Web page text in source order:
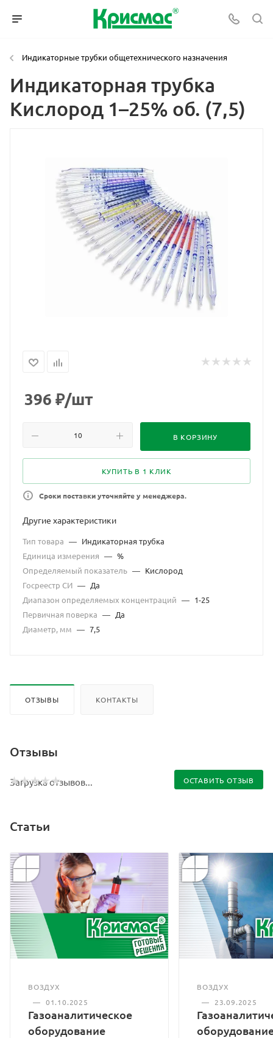
Индикаторные трубки общетехнического назначения
Индикаторная трубка
Кислород 1–25% об. (7,5)
396 ₽/шт
В КОРЗИНУ
КУПИТЬ В 1 КЛИК
Сроки поставки уточняйте у менеджера.
Другие характеристики
Тип товара — Индикаторная трубка
Единица измерения — %
Определяемый показатель — Кислород
Госреестр СИ — Да
Диапазон определяемых концентраций — 1-25
Первичная поверка — Да
Диаметр, мм — 7,5
ОТЗЫВЫ КОНТАКТЫ
Отзывы
ОСТАВИТЬ ОТЗЫВ
Загрузка отзывов...
Статьи
ВОЗДУХ
— 01.10.2025
Газоаналитическое
оборудование
ВОЗДУХ
—
23.09.2025